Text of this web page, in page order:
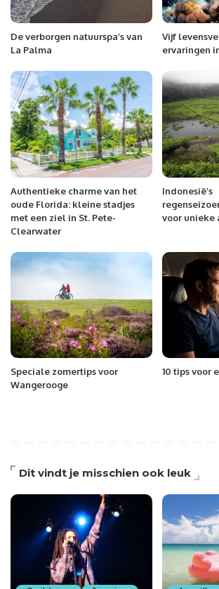
De verborgen natuurspa’s van
La Palma
Vijf
ervaringen
Authentieke charme van het
oude Florida: kleine stadjes
met een ziel in St. Pete-
Clearwater
Indonesië’s
voor unieke
Speciale zomertips voor
Wangerooge
10 tips voor
Dit vindt je misschien ook leuk